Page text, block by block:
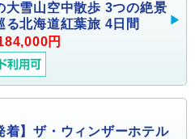
大雪山空中散歩 3つの絶景
る北海道紅葉旅 4日間
円
着】ザ・ウィンザーホテル